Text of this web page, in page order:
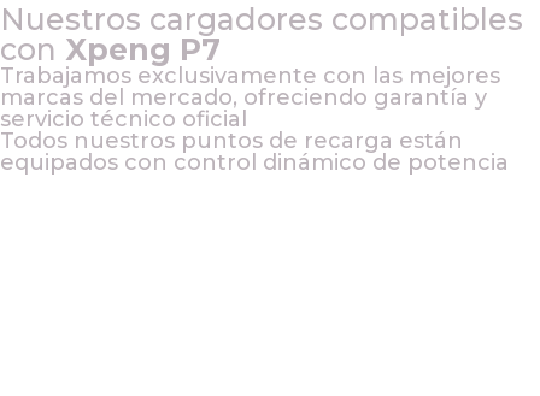
Nuestros cargadores compatibles
con Xpeng P7
Trabajamos exclusivamente con las mejores
marcas del mercado, ofreciendo garantía y
servicio técnico oficial
Todos nuestros puntos de recarga están
equipados con control dinámico de potencia